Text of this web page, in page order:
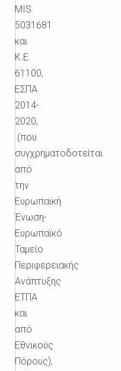
MIS
5031681
και
Κ.Ε.
61100,
ΕΣΠΑ
2014-
2020,
(που
συγχρηματοδοτείται
από
την
Ευρωπαϊκή
Ένωση-
Ευρωπαϊκό
Ταμείο
Περιφερειακής
Ανάπτυξης
ΕΤΠΑ
και
από
Εθνικούς
Πόρους),